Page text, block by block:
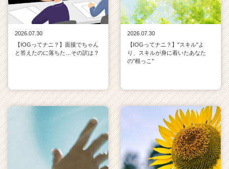
2026.07.30
【IOGってナニ？】面接でちゃん
と答えたのに落ちた…その訳は？
2026.07.30
【IOGってナニ？】"スキル"よ
り、スキルが身に着いたあなた
の"根っこ"